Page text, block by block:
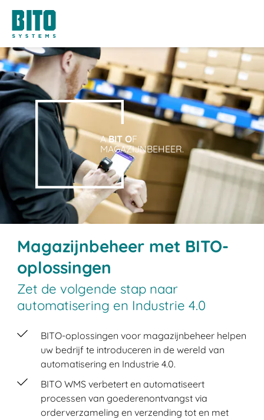
ABIT OF
MAGAZIJNBEHEER.
Magazijnbeheer met BITO-
oplossingen
Zet de volgende stap naar
automatisering en Industrie 4.0
BITO-oplossingen voor magazijnbeheer helpen
uw bedrijf te introduceren in de wereld van
automatisering en Industrie 4.0.
BITO WMS verbetert en automatiseert
processen van goederenontvangst via
orderverzameling en verzending tot en met